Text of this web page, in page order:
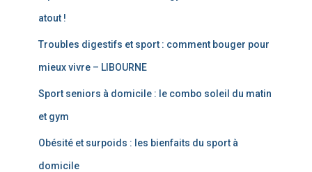
atout !
Troubles digestifs et sport : comment bouger pour
mieux vivre – LIBOURNE
Sport seniors à domicile : le combo soleil du matin
et gym
Obésité et surpoids : les bienfaits du sport à
domicile